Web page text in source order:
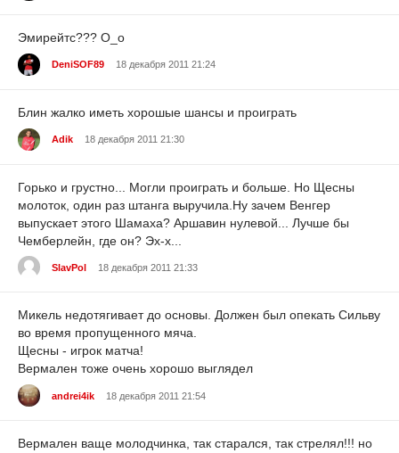
Эмирейтс??? О_о
DeniSOF89 18 декабря 2011 21:24
Блин жалко иметь хорошые шансы и проиграть
Adik 18 декабря 2011 21:30
Горько и грустно... Могли проиграть и больше. Но Щесны
молоток, один раз штанга выручила.Ну зачем Венгер
выпускает этого Шамаха? Аршавин нулевой... Лучше бы
Чемберлейн, где он? Эх-х...
SlavPol 18 декабря 2011 21:33
Микель недотягивает до основы. Должен был опекать Сильву
во время пропущенного мяча.
Щесны - игрок матча!
Вермален тоже очень хорошо выглядел
andrei4ik 18 декабря 2011 21:54
Вермален ваще молодчинка, так старался, так стрелял!!! но